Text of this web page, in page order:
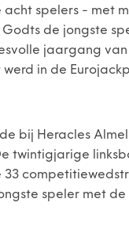
spelers - met
de jongste
jaargang
in de
bij Heracles
twintigjarige
speler met